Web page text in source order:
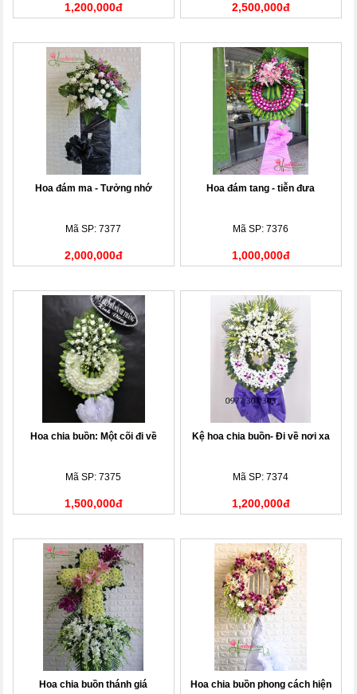
1,200,000đ 2,500,000đ
Hoa đám ma - Tưởng nhớ
Mã SP: 7377
2,000,000đ
Hoa đám tang - tiễn đưa
Mã SP: 7376
1,000,000đ
Hoa chia buồn: Một cõi đi về
Mã SP: 7375
1,500,000đ
Kệ hoa chia buồn- Đi về nơi xa
Mã SP: 7374
1,200,000đ
Hoa chia buồn thánh giá
Hoa chia buồn phong cách hiện